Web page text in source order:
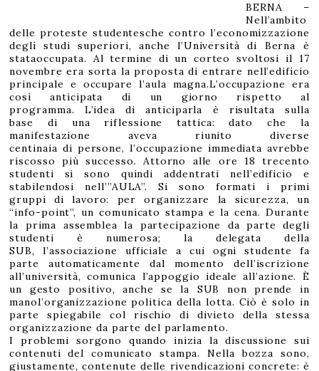
BERNA –
Nell’ambito
delle proteste studentesche contro l’economizzazione
degli studi superiori, anche l’Università di Berna è
stataoccupata. Al termine di un corteo svoltosi il 17
novembre era sorta la proposta di entrare nell’edificio
principale e occupare l’aula magna.L’occupazione era
così anticipata di un giorno rispetto al
programma. L’idea di anticiparla è risultata sulla
base di una riflessione tattica: dato che la
manifestazione aveva riunito diverse
centinaia di persone, l’occupazione immediata avrebbe
riscosso più successo. Attorno alle ore 18 trecento
studenti si sono quindi addentrati nell’edificio e
stabilendosi nell’”AULA”. Si sono formati i primi
gruppi di lavoro: per organizzare la sicurezza, un
“info-point”, un comunicato stampa e la cena. Durante
la prima assemblea la partecipazione da parte degli
studenti è numerosa; la delegata della
SUB, l’associazione ufficiale a cui ogni studente fa
parte automaticamente dal momento dell’iscrizione
all’università, comunica l’appoggio ideale all’azione. È
un gesto positivo, anche se la SUB non prende in
manol’organizzazione politica della lotta. Ciò è solo in
parte spiegabile col rischio di divieto della stessa
organizzazione da parte del parlamento.
I problemi sorgono quando inizia la discussione sui
contenuti del comunicato stampa. Nella bozza sono,
giustamente, contenute delle rivendicazioni concrete: è